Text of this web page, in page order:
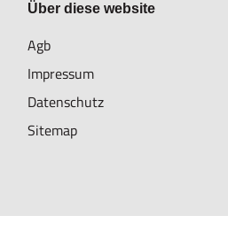
Über diese website
Agb
Impressum
Datenschutz
Sitemap